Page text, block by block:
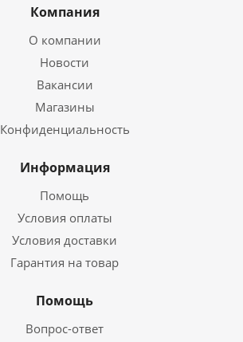
Компания
О компании
Новости
Вакансии
Магазины
Конфиденциальность
Информация
Помощь
Условия оплаты
Условия доставки
Гарантия на товар
Помощь
Вопрос-ответ